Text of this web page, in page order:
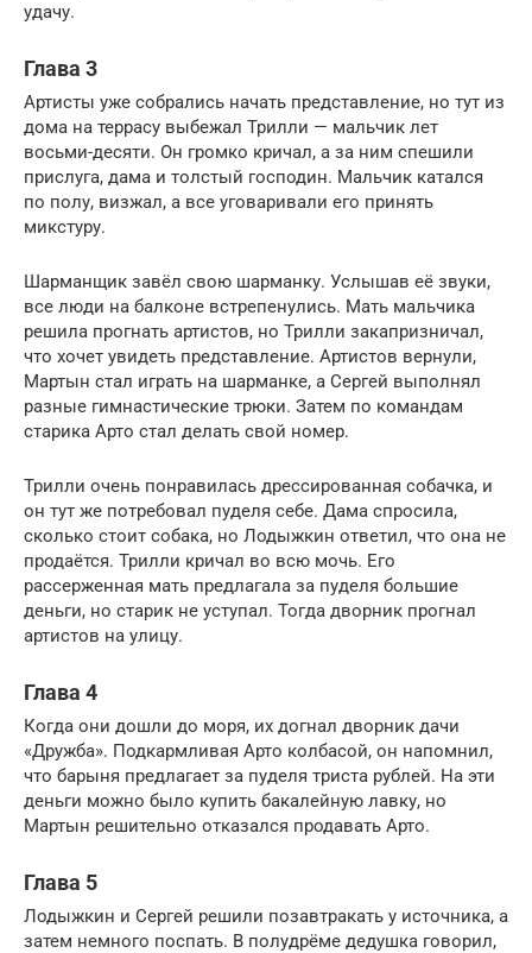
удачу.
Глава 3
Артисты уже собрались начать представление, но тут из
дома на террасу выбежал Трилли — мальчик лет
восьми-десяти. Он громко кричал, а за ним спешили
прислуга, дама и толстый господин. Мальчик катался
по полу, визжал, а все уговаривали его принять
микстуру.
Шарманщик завёл свою шарманку. Услышав её звуки,
все люди на балконе встрепенулись. Мать мальчика
решила прогнать артистов, но Трилли закапризничал,
что хочет увидеть представление. Артистов вернули,
Мартын стал играть на шарманке, а Сергей выполнял
разные гимнастические трюки. Затем по командам
старика Арто стал делать свой номер.
Трилли очень понравилась дрессированная собачка, и
он тут же потребовал пуделя себе. Дама спросила,
сколько стоит собака, но Лодыжкин ответил, что она не
продаётся. Трилли кричал во всю мочь. Его
рассерженная мать предлагала за пуделя большие
деньги, но старик не уступал. Тогда дворник прогнал
артистов на улицу.
Глава 4
Когда они дошли до моря, их догнал дворник дачи
«Дружба». Подкармливая Арто колбасой, он напомнил,
что барыня предлагает за пуделя триста рублей. На эти
деньги можно было купить бакалейную лавку, но
Мартын решительно отказался продавать Арто.
Глава 5
Лодыжкин и Сергей решили позавтракать у источника, а
затем немного поспать. В полудрёме дедушка говорил,